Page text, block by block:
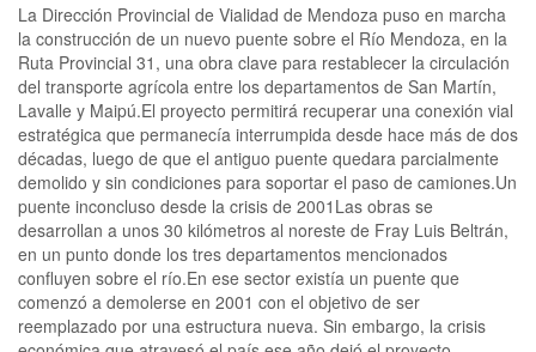
La Dirección Provincial de Vialidad de Mendoza puso en marcha
la construcción de un nuevo puente sobre el Río Mendoza, en la
Ruta Provincial 31, una obra clave para restablecer la circulación
del transporte agrícola entre los departamentos de San Martín,
Lavalle y Maipú.El proyecto permitirá recuperar una conexión vial
estratégica que permanecía interrumpida desde hace más de dos
décadas, luego de que el antiguo puente quedara parcialmente
demolido y sin condiciones para soportar el paso de camiones.Un
puente inconcluso desde la crisis de 2001Las obras se
desarrollan a unos 30 kilómetros al noreste de Fray Luis Beltrán,
en un punto donde los tres departamentos mencionados
confluyen sobre el río.En ese sector existía un puente que
comenzó a demolerse en 2001 con el objetivo de ser
reemplazado por una estructura nueva. Sin embargo, la crisis